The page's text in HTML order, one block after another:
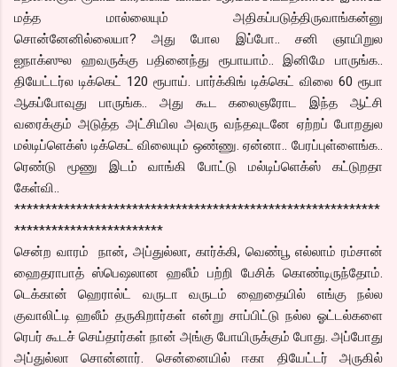
மத்த மால்லையும் அதிகப்படுத்திருவாங்கன்னு
சொன்னேனில்லையா? அது போல இப்போ.. சனி ஞாயிறுல
ஐநாக்ஸுல ஹவருக்கு பதினைந்து ரூபாயாம்.. இனிமே பாருங்க..
தியேட்டர்ல டிக்கெட் 120 ரூபாய். பார்க்கிங் டிக்கெட் விலை 60 ரூபா
ஆகப்போவுது பாருங்க.. அது கூட கலைஞரோட இந்த ஆட்சி
வரைக்கும் அடுத்த அட்சியில அவரு வந்தவுடனே ஏற்றப் போறதுல
மல்டிப்ளெக்ஸ் டிக்கெட் விலையும் ஒண்ணு. ஏன்னா.. பேரப்புள்ளைங்க..
ரெண்டு மூணு இடம் வாங்கி போட்டு மல்டிப்ளெக்ஸ் கட்டுறதா
கேள்வி..
***********************************************************
************************
சென்ற வாரம் நான், அப்துல்லா, கார்க்கி, வெண்பூ எல்லாம் ரம்சான்
ஹைதராபாத் ஸ்பெஷலான ஹலீம் பற்றி பேசிக் கொண்டிருந்தோம்.
டெக்கான் ஹெரால்ட் வருடா வருடம் ஹைதையில் எங்கு நல்ல
குவாலிட்டி ஹலீம் தருகிறார்கள் என்று சாப்பிட்டு நல்ல ஓட்டல்களை
ரெபர் கூடச் செய்தார்கள் நான் அங்கு போயிருக்கும் போது. அப்போது
அப்துல்லா சொன்னார். சென்னையில் ஈகா தியேட்டர் அருகில்